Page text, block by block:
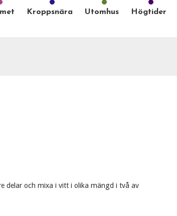
Kroppsnära Utomhus Högtider
delar och mixa i vitt i olika mängd i två av